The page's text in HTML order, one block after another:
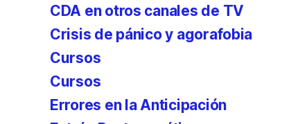
CDA en otros canales de TV
Crisis de pánico y agorafobia
Cursos
Cursos
Errores en la Anticipación